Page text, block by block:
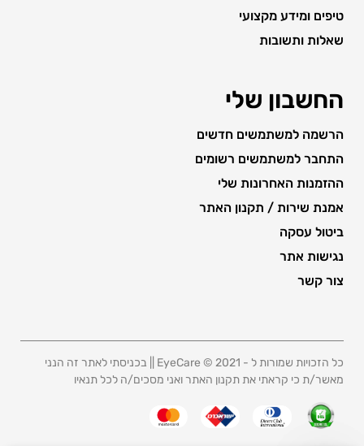
טיפים ומידע מקצועי
שאלות ותשובות
החשבון שלי
הרשמה למשתמשים חדשים
התחבר למשתמשים רשומים
ההזמנות האחרונות שלי
אמנת שירות / תקנון האתר
ביטול עסקה
נגישות אתר
צור קשר
כל הזכויות שמורות ל - 2021 © EyeCare || בכניסתי לאתר זה הנני
מאשר/ת כי קראתי את תקנון האתר ואני מסכים/ה לכל תנאיו